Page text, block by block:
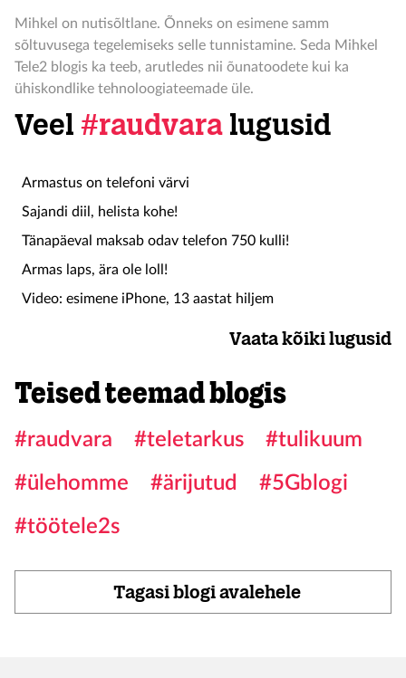
Mihkel on nutisõltlane. Õnneks on esimene samm
sõltuvusega tegelemiseks selle tunnistamine. Seda Mihkel
Tele2 blogis ka teeb, arutledes nii õunatoodete kui ka
ühiskondlike tehnoloogiateemade üle.
Veel #raudvara lugusid
Armastus on telefoni värvi
Sajandi diil, helista kohe!
Tänapäeval maksab odav telefon 750 kulli!
Armas laps, ära ole loll!
Video: esimene iPhone, 13 aastat hiljem
Vaata kõiki lugusid
Teised teemad blogis
#raudvara #teletarkus
#tulikuum
#ülehomme
#ärijutud
#5Gblogi
#töötele2s
Tagasi blogi avalehele